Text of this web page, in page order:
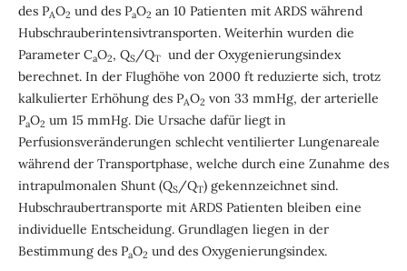
des PAO2 und des PaO2 an 10 Patienten mit ARDS während
Hubschrauberintensivtransporten. Weiterhin wurden die
Parameter CaO2, QS/QTund der Oxygenierungsindex
berechnet. In der Flughöhe von 2000 ft reduzierte sich, trotz
kalkulierter Erhöhung des PAO2 von 33 mmHg, der arterielle
PaO2 um 15 mmHg. Die Ursache dafür liegt in
Perfusionsveränderungen schlecht ventilierter Lungenareale
während der Transportphase, welche durch eine Zunahme des
intrapulmonalen Shunt (QS/QT) gekennzeichnet sind.
Hubschraubertransporte mit ARDS Patienten bleiben eine
individuelle Entscheidung. Grundlagen liegen in der
Bestimmung des PaO2 und des Oxygenierungsindex.